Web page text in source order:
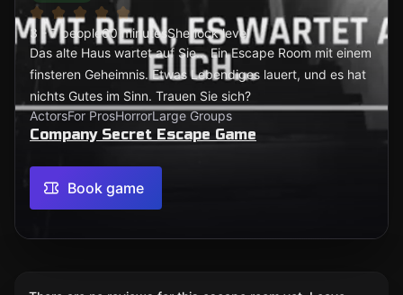
3 - 7 people60 minutesSherlock level
Das alte Haus wartet auf Sie... Ein Escape Room mit einem
finsteren Geheimnis. Etwas Lebendiges lauert, und es hat
nichts Gutes im Sinn. Trauen Sie sich?
ActorsFor ProsHorrorLarge Groups
Company Secret Escape Game
Book game